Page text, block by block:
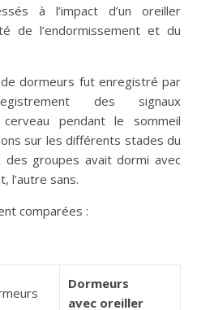
à l’impact d’un oreiller
de l’endormissement et du
dormeurs fut enregistré par
des signaux
pendant le sommeil
sur les différents stades du
des groupes avait dormi avec
l’autre sans.
comparées :
Dormeurs
avec oreiller